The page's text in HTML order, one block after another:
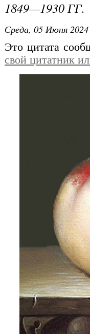
1849—1930 ГГ.
Среда, 05 Июня
Это цитата
свой цитатник